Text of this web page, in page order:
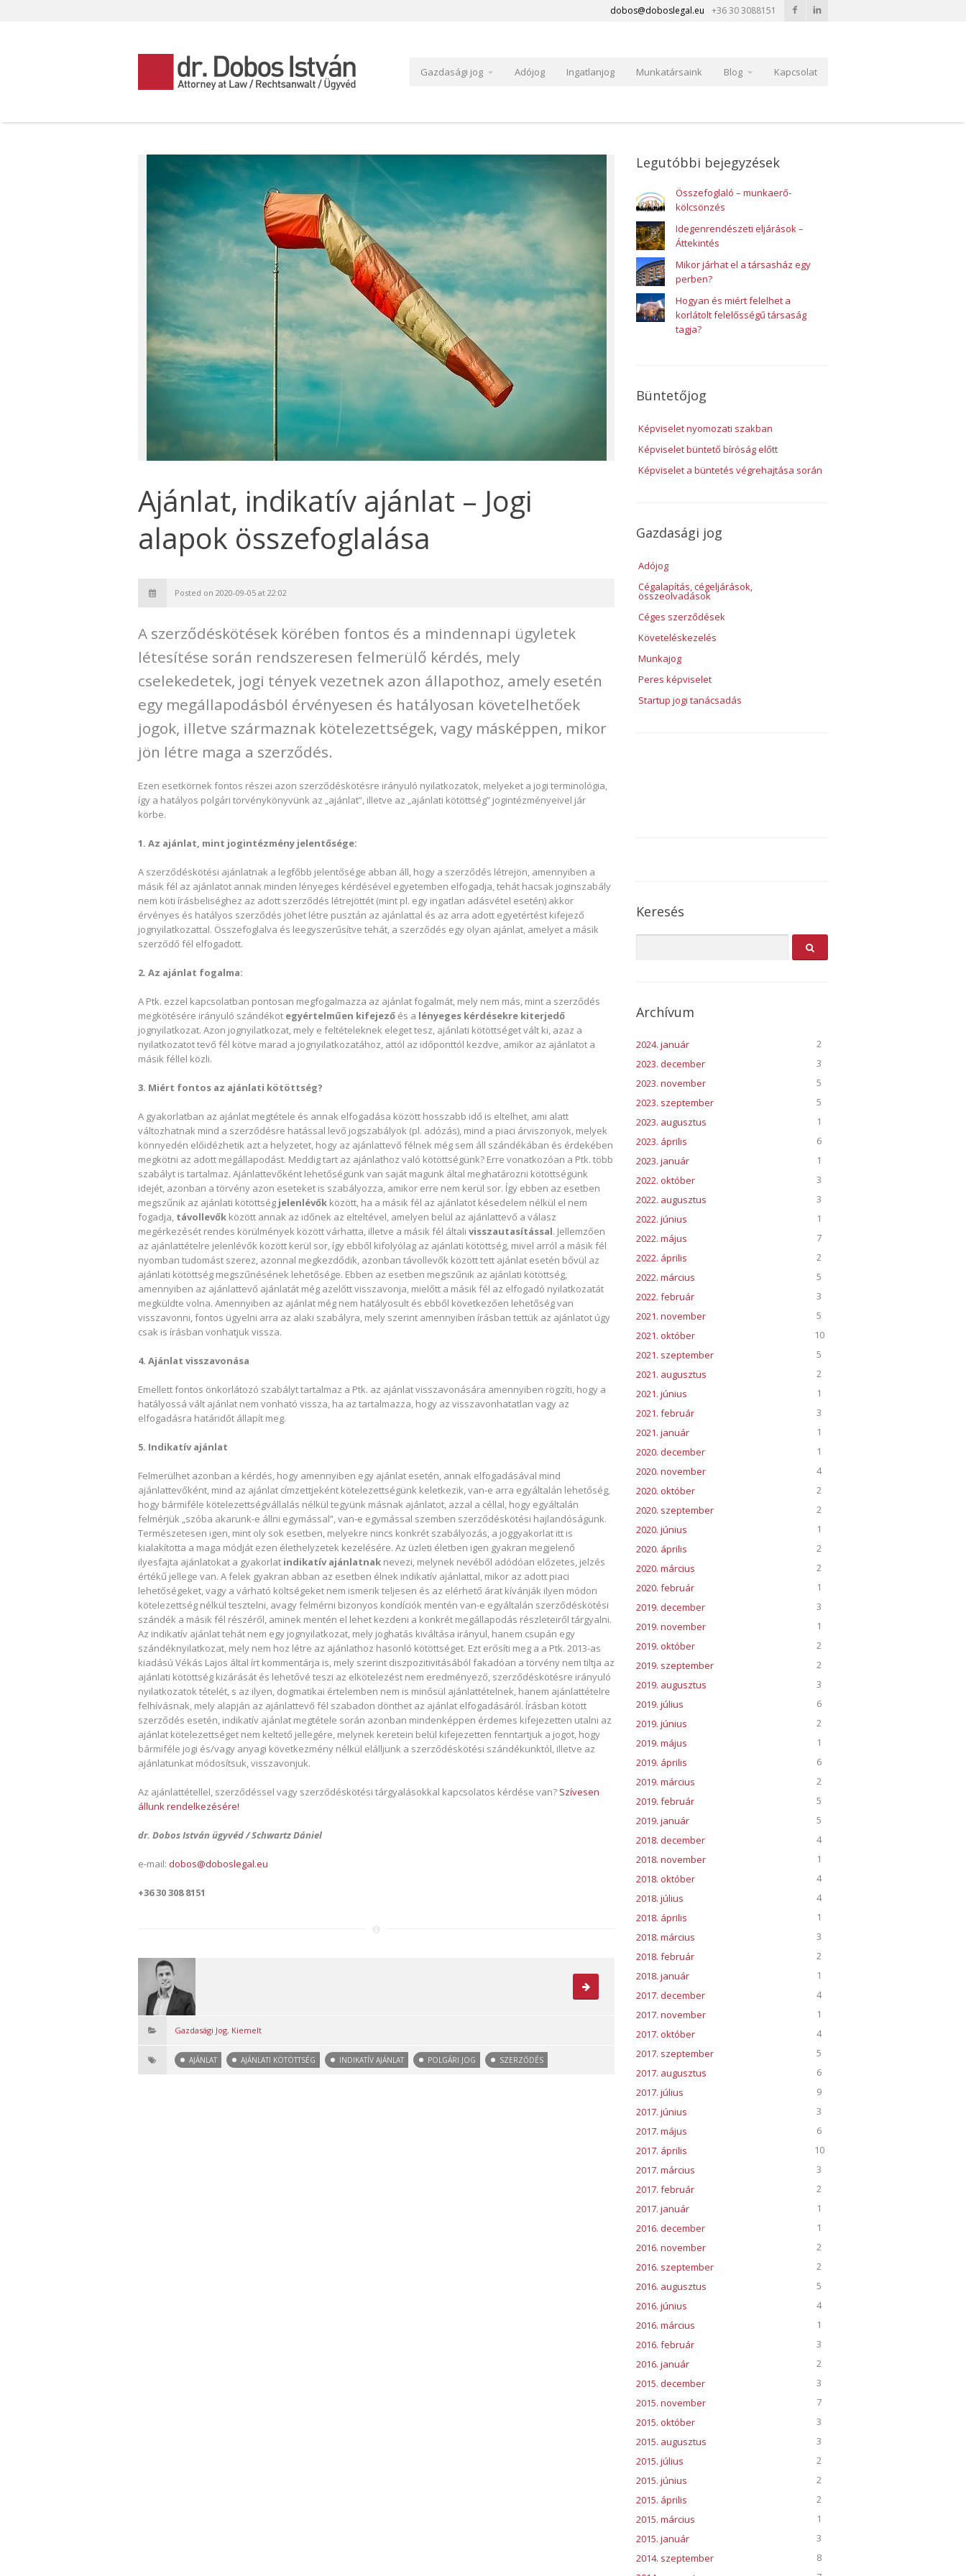
dobos@doboslegal.eu +36 30 3088151
Gazdasági jog Adójog Ingatlanjog Munkatársaink Blog Kapcsolat
Ajánlat, indikatív ajánlat – Jogi
alapok összefoglalása
Posted on 2020-09-05 at 22:02
A szerződéskötések körében fontos és a mindennapi ügyletek
létesítése során rendszeresen felmerülő kérdés, mely
cselekedetek, jogi tények vezetnek azon állapothoz, amely esetén
egy megállapodásból érvényesen és hatályosan követelhetőek
jogok, illetve származnak kötelezettségek, vagy másképpen, mikor
jön létre maga a szerződés.
Ezen esetkörnek fontos részei azon szerződéskötésre irányuló nyilatkozatok, melyeket a jogi terminológia,
így a hatályos polgári törvénykönyvünk az „ajánlat”, illetve az „ajánlati kötöttség” jogintézményeivel jár
körbe.
1. Az ajánlat, mint jogintézmény jelentősége:
A szerződéskötési ajánlatnak a legfőbb jelentősége abban áll, hogy a szerződés létrejön, amennyiben a
másik fél az ajánlatot annak minden lényeges kérdésével egyetemben elfogadja, tehát hacsak joginszabály
nem köti írásbeliséghez az adott szerződés létrejöttét (mint pl. egy ingatlan adásvétel esetén) akkor
érvényes és hatályos szerződés jöhet létre pusztán az ajánlattal és az arra adott egyetértést kifejező
jognyilatkozattal. Összefoglalva és leegyszerűsítve tehát, a szerződés egy olyan ajánlat, amelyet a másik
szerződő fél elfogadott.
2. Az ajánlat fogalma:
A Ptk. ezzel kapcsolatban pontosan megfogalmazza az ajánlat fogalmát, mely nem más, mint a szerződés
megkötésére irányuló szándékot egyértelműen kifejező és a lényeges kérdésekre kiterjedő
jognyilatkozat. Azon jognyilatkozat, mely e feltételeknek eleget tesz, ajánlati kötöttséget vált ki, azaz a
nyilatkozatot tevő fél kötve marad a jognyilatkozatához, attól az időponttól kezdve, amikor az ajánlatot a
másik féllel közli.
3. Miért fontos az ajánlati kötöttség?
A gyakorlatban az ajánlat megtétele és annak elfogadása között hosszabb idő is eltelhet, ami alatt
változhatnak mind a szerződésre hatással levő jogszabályok (pl. adózás), mind a piaci árviszonyok, melyek
könnyedén előidézhetik azt a helyzetet, hogy az ajánlattevő félnek még sem áll szándékában és érdekében
megkötni az adott megállapodást. Meddig tart az ajánlathoz való kötöttségünk? Erre vonatkozóan a Ptk. több
szabályt is tartalmaz. Ajánlattevőként lehetőségünk van saját magunk által meghatározni kötöttségünk
idejét, azonban a törvény azon eseteket is szabályozza, amikor erre nem kerül sor. Így ebben az esetben
megszűnik az ajánlati kötöttség jelenlévők között, ha a másik fél az ajánlatot késedelem nélkül el nem
fogadja, távollevők között annak az időnek az elteltével, amelyen belül az ajánlattevő a válasz
megérkezését rendes körülmények között várhatta, illetve a másik fél általi visszautasítással. Jellemzően
az ajánlattételre jelenlévők között kerül sor, így ebből kifolyólag az ajánlati kötöttség, mivel arról a másik fél
nyomban tudomást szerez, azonnal megkezdődik, azonban távollevők között tett ajánlat esetén bővül az
ajánlati kötöttség megszűnésének lehetősége. Ebben az esetben megszűnik az ajánlati kötöttség,
amennyiben az ajánlattevő ajánlatát még azelőtt visszavonja, mielőtt a másik fél az elfogadó nyilatkozatát
megküldte volna. Amennyiben az ajánlat még nem hatályosult és ebből következően lehetőség van
visszavonni, fontos ügyelni arra az alaki szabályra, mely szerint amennyiben írásban tettük az ajánlatot úgy
csak is írásban vonhatjuk vissza.
4. Ajánlat visszavonása
Emellett fontos önkorlátozó szabályt tartalmaz a Ptk. az ajánlat visszavonására amennyiben rögzíti, hogy a
hatályossá vált ajánlat nem vonható vissza, ha az tartalmazza, hogy az visszavonhatatlan vagy az
elfogadásra határidőt állapít meg.
5. Indikatív ajánlat
Felmerülhet azonban a kérdés, hogy amennyiben egy ajánlat esetén, annak elfogadásával mind
ajánlattevőként, mind az ajánlat címzettjeként kötelezettségünk keletkezik, van-e arra egyáltalán lehetőség,
hogy bármiféle kötelezettségvállalás nélkül tegyünk másnak ajánlatot, azzal a céllal, hogy egyáltalán
felmérjük „szóba akarunk-e állni egymással”, van-e egymással szemben szerződéskötési hajlandóságunk.
Természetesen igen, mint oly sok esetben, melyekre nincs konkrét szabályozás, a joggyakorlat itt is
kialakította a maga módját ezen élethelyzetek kezelésére. Az üzleti életben igen gyakran megjelenő
ilyesfajta ajánlatokat a gyakorlat indikatív ajánlatnak nevezi, melynek nevéből adódóan előzetes, jelzés
értékű jellege van. A felek gyakran abban az esetben élnek indikatív ajánlattal, mikor az adott piaci
lehetőségeket, vagy a várható költségeket nem ismerik teljesen és az elérhető árat kívánják ilyen módon
kötelezettség nélkül tesztelni, avagy felmérni bizonyos kondíciók mentén van-e egyáltalán szerződéskötési
szándék a másik fél részéről, aminek mentén el lehet kezdeni a konkrét megállapodás részleteiről tárgyalni.
Az indikatív ajánlat tehát nem egy jognyilatkozat, mely joghatás kiváltása irányul, hanem csupán egy
szándéknyilatkozat, mely nem hoz létre az ajánlathoz hasonló kötöttséget. Ezt erősíti meg a a Ptk. 2013-as
kiadású Vékás Lajos által írt kommentárja is, mely szerint diszpozitivitásából fakadóan a törvény nem tiltja az
ajánlati kötöttség kizárását és lehetővé teszi az elkötelezést nem eredményező, szerződéskötésre irányuló
nyilatkozatok tételét, s az ilyen, dogmatikai értelemben nem is minősül ajánlattételnek, hanem ajánlattételre
felhívásnak, mely alapján az ajánlattevő fél szabadon dönthet az ajánlat elfogadásáról. Írásban kötött
szerződés esetén, indikatív ajánlat megtétele során azonban mindenképpen érdemes kifejezetten utalni az
ajánlat kötelezettséget nem keltető jellegére, melynek keretein belül kifejezetten fenntartjuk a jogot, hogy
bármiféle jogi és/vagy anyagi következmény nélkül elálljunk a szerződéskötési szándékunktól, illetve az
ajánlatunkat módosítsuk, visszavonjuk.
Az ajánlattétellel, szerződéssel vagy szerződéskötési tárgyalásokkal kapcsolatos kérdése van? Szívesen
állunk rendelkezésére!
dr. Dobos István ügyvéd / Schwartz Dániel
e-mail: dobos@doboslegal.eu
+36 30 308 8151
Gazdasági Jog, Kiemelt
AJÁNLAT AJÁNLATI KÖTÖTTSÉG INDIKATÍV AJÁNLAT POLGÁRI JOG SZERZŐDÉS
Legutóbbi bejegyzések
Összefoglaló – munkaerő-
kölcsönzés
Idegenrendészeti eljárások –
Áttekintés
Mikor járhat el a társasház egy
perben?
Hogyan és miért felelhet a
korlátolt felelősségű társaság
tagja?
Büntetőjog
Képviselet nyomozati szakban
Képviselet büntető bíróság előtt
Képviselet a büntetés végrehajtása során
Gazdasági jog
Adójog
Cégalapítás, cégeljárások,
összeolvadások
Céges szerződések
Követeléskezelés
Munkajog
Peres képviselet
Startup jogi tanácsadás
Keresés
Archívum
2024. január
2
2023. december
3
2023. november
5
2023. szeptember
5
2023. augusztus
1
2023. április
6
2023. január
1
2022. október
3
2022. augusztus
3
2022. június
1
2022. május
7
2022. április
2
2022. március
5
2022. február
3
2021. november
5
2021. október
10
2021. szeptember
5
2021. augusztus
2
2021. június
1
2021. február
3
2021. január
1
2020. december
1
2020. november
4
2020. október
2
2020. szeptember
2
2020. június
1
2020. április
2
2020. március
2
2020. február
1
2019. december
3
2019. november
1
2019. október
2
2019. szeptember
2
2019. augusztus
3
2019. július
6
2019. június
2
2019. május
1
2019. április
6
2019. március
2
2019. február
5
2019. január
5
2018. december
4
2018. november
1
2018. október
4
2018. július
4
2018. április
1
2018. március
3
2018. február
2
2018. január
1
2017. december
4
2017. november
1
2017. október
4
2017. szeptember
5
2017. augusztus
6
2017. július
9
2017. június
3
2017. május
6
2017. április
10
2017. március
3
2017. február
2
2017. január
1
2016. december
1
2016. november
2
2016. szeptember
2
2016. augusztus
5
2016. június
4
2016. március
1
2016. február
3
2016. január
2
2015. december
3
2015. november
7
2015. október
3
2015. augusztus
3
2015. július
2
2015. június
2
2015. április
2
2015. március
1
2015. január
3
2014. szeptember
8